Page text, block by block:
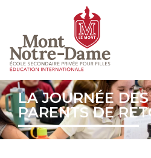
LA JOURNÉE
PARENTS DE